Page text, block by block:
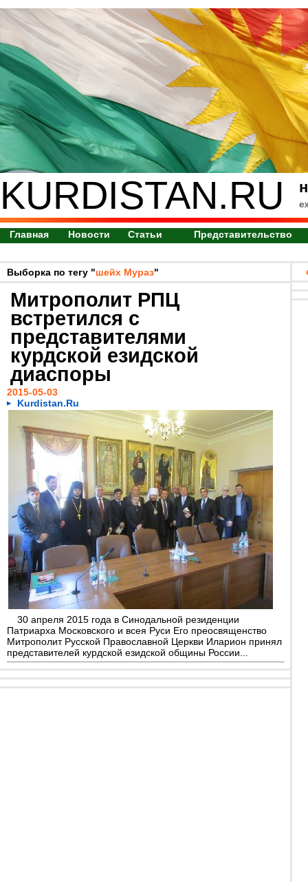
KURDISTAN.RU
Главная Новости Статьи Представительство
Выборка по тегу "шейх Мураз"
Митрополит РПЦ
встретился с
представителями
курдской езидской
диаспоры
2015-05-03
Kurdistan.Ru
30 апреля 2015 года в Синодальной резиденции
Патриарха Московского и всея Руси Его преосвященство
Митрополит Русской Православной Церкви Иларион принял
представителей курдской езидской общины России...